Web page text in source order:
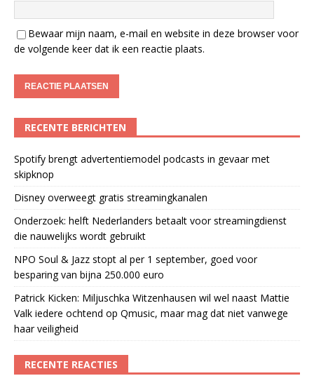
Bewaar mijn naam, e-mail en website in deze browser voor
de volgende keer dat ik een reactie plaats.
RECENTE BERICHTEN
Spotify brengt advertentiemodel podcasts in gevaar met
skipknop
Disney overweegt gratis streamingkanalen
Onderzoek: helft Nederlanders betaalt voor streamingdienst
die nauwelijks wordt gebruikt
NPO Soul & Jazz stopt al per 1 september, goed voor
besparing van bijna 250.000 euro
Patrick Kicken: Miljuschka Witzenhausen wil wel naast Mattie
Valk iedere ochtend op Qmusic, maar mag dat niet vanwege
haar veiligheid
RECENTE REACTIES